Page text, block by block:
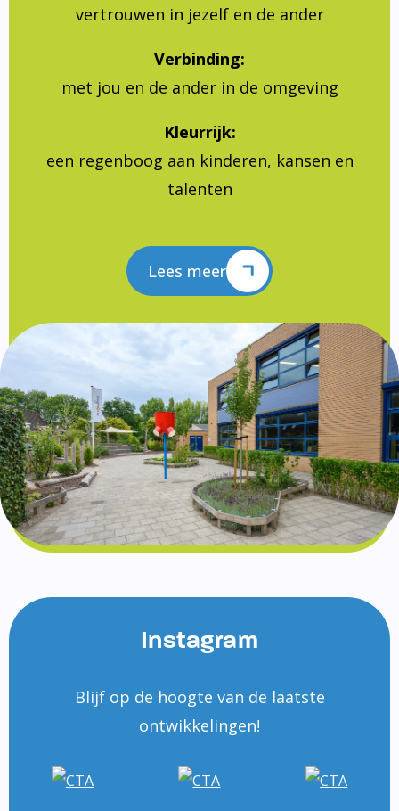
vertrouwen in jezelf en de ander
Verbinding:
met jou en de ander in de omgeving
Kleurrijk:
een regenboog aan kinderen, kansen en
talenten
Lees meer
Instagram
Blijf op de hoogte van de laatste
ontwikkelingen!